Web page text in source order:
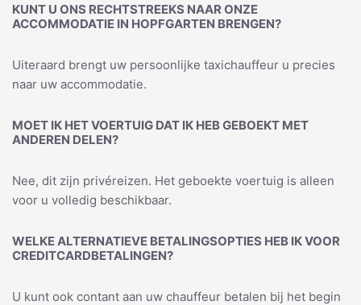
KUNT U ONS RECHTSTREEKS NAAR ONZE
ACCOMMODATIE IN HOPFGARTEN BRENGEN?
Uiteraard brengt uw persoonlijke taxichauffeur u precies
naar uw accommodatie.
MOET IK HET VOERTUIG DAT IK HEB GEBOEKT MET
ANDEREN DELEN?
Nee, dit zijn privéreizen. Het geboekte voertuig is alleen
voor u volledig beschikbaar.
WELKE ALTERNATIEVE BETALINGSOPTIES HEB IK VOOR
CREDITCARDBETALINGEN?
U kunt ook contant aan uw chauffeur betalen bij het begin